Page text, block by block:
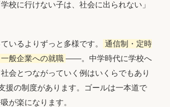
校に行けない子は、社会に出られない」
いるよりずっと多様です。
通信制・定時
般企業への就職 ――。中学時代に学校へ
会とつながっていく例はいくらでもあり
援の制度があります。ゴールは一本道で
が楽になります。